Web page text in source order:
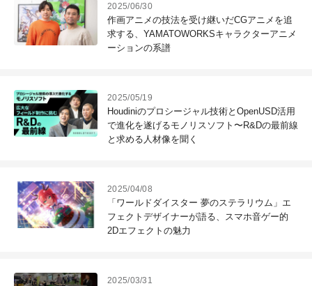
2025/06/30
作画アニメの技法を受け継いだCGアニメを追
求する、YAMATOWORKSキャラクターアニメ
ーションの系譜
2025/05/19
Houdiniのプロシージャル技術とOpenUSD活用
で進化を遂げるモノリスソフト〜R&Dの最前線
と求める人材像を聞く
2025/04/08
「ワールドダイスター 夢のステラリウム」エ
フェクトデザイナーが語る、スマホ音ゲー的
2Dエフェクトの魅力
2025/03/31